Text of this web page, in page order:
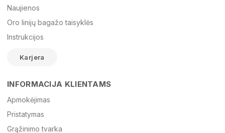
El. paštas
Žinutė
Naujienos
Oro linijų bagažo taisyklės
Instrukcijos
Karjera
INFORMACIJA KLIENTAMS
Apmokėjimas
Pristatymas
Grąžinimo tvarka